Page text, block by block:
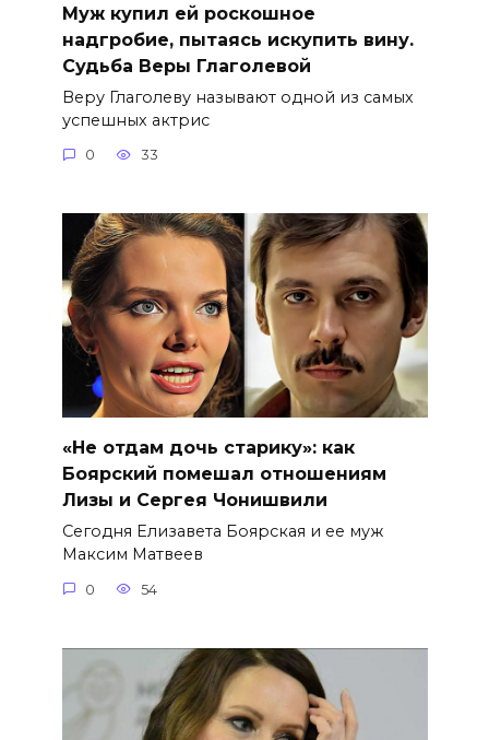
Муж купил ей роскошное
надгробие, пытаясь искупить вину.
Судьба Веры Глаголевой
Веру Глаголеву называют одной из самых
успешных актрис
0 33
«Не отдам дочь старику»: как
Боярский помешал отношениям
Лизы и Сергея Чонишвили
Сегодня Елизавета Боярская и ее муж
Максим Матвеев
0 54